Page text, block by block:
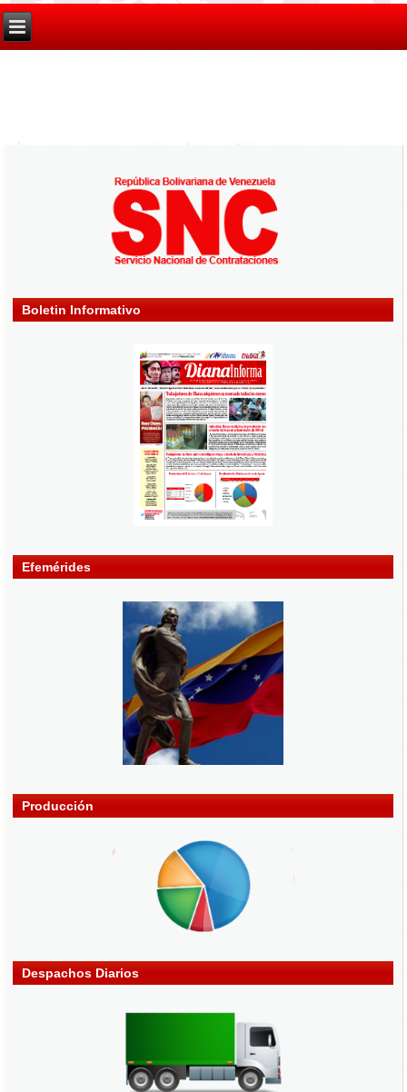
Boletin Informativo
Efemérides
Producción
Despachos Diarios